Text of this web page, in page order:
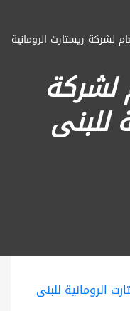
لشركة ريستارت الرومانية
لشركة
للبنى